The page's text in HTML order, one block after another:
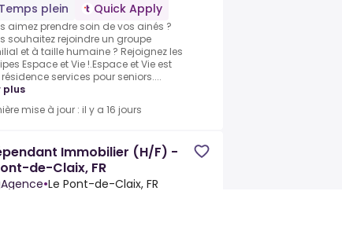
Temps plein
Quick Apply
aimez prendre soin de vos ainés ?
souhaitez rejoindre un groupe
et à taille humaine ? Rejoignez les
Espace et Vie !.Espace et Vie est
services pour seniors....
plus
mise à jour : il y a 16 jours
Immobilier (H/F) -
de-Claix, FR
•Le Pont-de-Claix, FR